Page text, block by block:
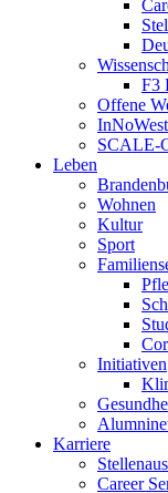
F3
Offene
InNoWest
SCALE-
Leben
Wohnen
Kultur
Sport
Initiativen
Karriere
Career